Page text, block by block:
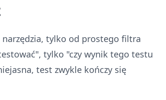
tylko od prostego filtra
tylko "czy wynik tego testu
test zwykle kończy się